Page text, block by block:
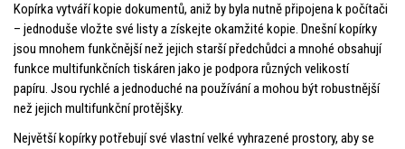
Kopírka vytváří kopie dokumentů, aniž by byla nutně připojena k počítači
– jednoduše vložte své listy a získejte okamžité kopie. Dnešní kopírky
jsou mnohem funkčnější než jejich starší předchůdci a mnohé obsahují
funkce multifunkčních tiskáren jako je podpora různých velikostí
papíru. Jsou rychlé a jednoduché na používání a mohou být robustnější
než jejich multifunkční protějšky.
Největší kopírky potřebují své vlastní velké vyhrazené prostory, aby se